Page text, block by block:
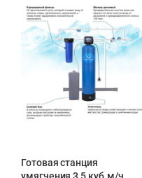
Готовая станция